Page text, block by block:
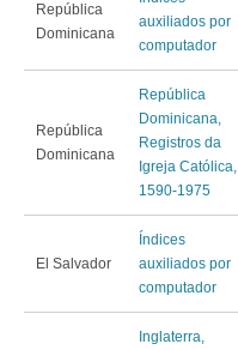
República
Dominicana
auxiliados por
computador
República
Dominicana
República
Dominicana,
Registros da
Igreja Católica,
1590-1975
El Salvador
Índices
auxiliados por
computador
Inglaterra,